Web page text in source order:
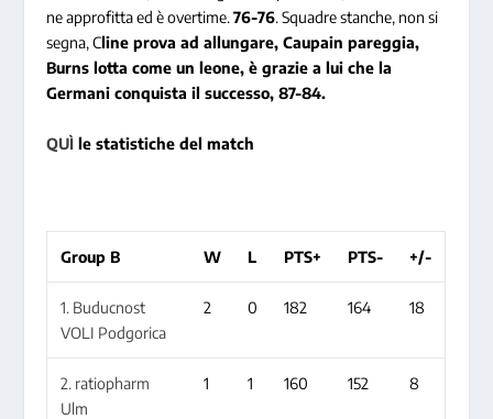
ne approfitta ed è overtime.76-76. Squadre stanche, non si
segna, Cline prova ad allungare, Caupain pareggia,
Burns lotta come un leone, è grazie a lui che la
Germani conquista il successo, 87-84.
QUÌ le statistiche del match
Group B W L PTS+ PTS- +/-
1. Buducnost
VOLI Podgorica
2 0 182 164 18
2. ratiopharm
Ulm
1 1 160 152 8